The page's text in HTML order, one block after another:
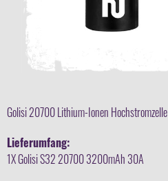
Golisi 20700 Lithium-Ionen Hochstromzelle
Lieferumfang:
1X Golisi S32 20700 3200mAh 30A